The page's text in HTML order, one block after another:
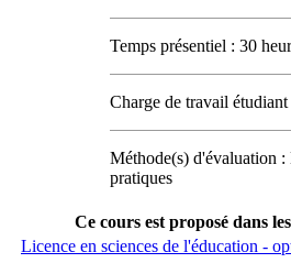
Temps présentiel : 30
Charge de travail
Méthode(s) d'évaluation
pratiques
Ce cours est proposé dans
Licence en sciences de l'éducation -